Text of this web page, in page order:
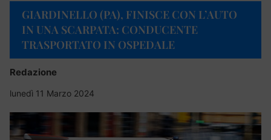
GIARDINELLO (PA), FINISCE CON L’AUTO
IN UNA SCARPATA: CONDUCENTE
TRASPORTATO IN OSPEDALE
Redazione
lunedì 11 Marzo 2024